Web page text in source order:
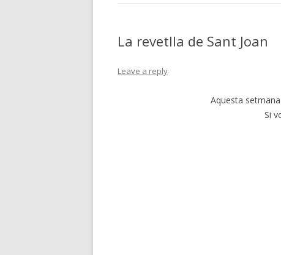
La revetlla de Sant Joan
Leave a reply
Aquesta
Si